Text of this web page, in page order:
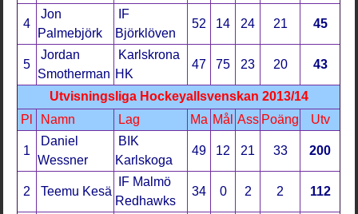
4
Jon
Palmebjörk
IF
Björklöven
52 14 24 21 45
5
Jordan
Smotherman
Karlskrona
HK
47 75 23 20 43
Utvisningsliga Hockeyallsvenskan 2013/14
Pl
Namn Lag Ma Mål Ass Poäng Utv
1
Daniel
Wessner
BIK
Karlskoga
49 12 21 33 200
2 Teemu Kesä
IF Malmö
Redhawks
34 0 2 2 112